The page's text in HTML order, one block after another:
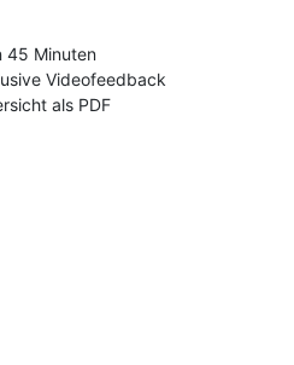
45 Minuten
Videofeedback
als PDF